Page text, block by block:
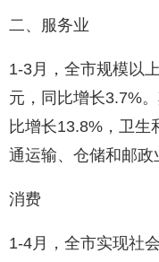
二、服务业
1-3月，全市规模以
元，同比增长3.7%
比增长13.8%，卫生
通运输、仓储和邮政
消费
1-4月，全市实现社